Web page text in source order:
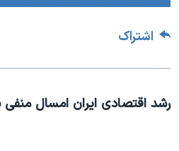
اشتراک
رشد اقتصادی ایران امسال منفی ۹.۵ درصد می‌شود